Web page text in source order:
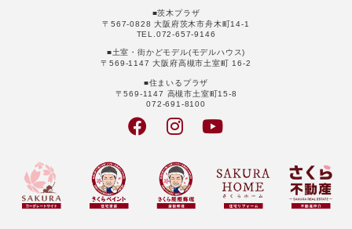
■茨木プラザ
〒567-0828 大阪府茨木市舟木町14-1
TEL.072-657-9146
■土室・街かどモデル(モデルハウス)
〒569-1147 大阪府高槻市土室町 16-2
■住まいるプラザ
〒569-1147 高槻市土室町15-8
072-691-8100